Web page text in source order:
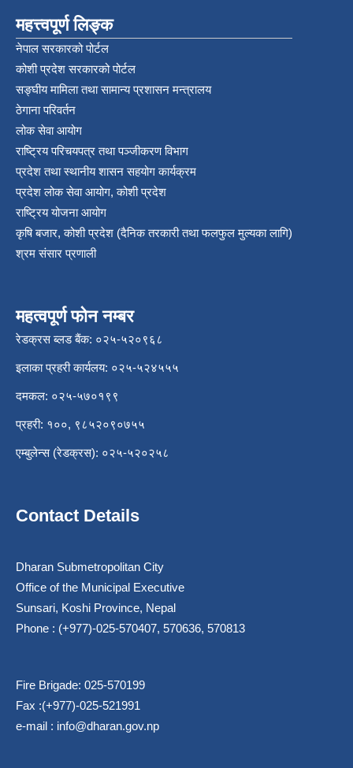
महत्त्वपूर्ण लिङ्क
नेपाल सरकारको पोर्टल
कोशी प्रदेश सरकारको पोर्टल
सङ्‍घीय मामिला तथा सामान्य प्रशासन मन्त्रालय
ठेगाना परिवर्तन
लोक सेवा आयोग
राष्ट्रिय परिचयपत्र तथा पञ्‍जीकरण विभाग
प्रदेश तथा स्थानीय शासन सहयोग कार्यक्रम
प्रदेश लोक सेवा आयोग, कोशी प्रदेश
राष्ट्रिय योजना आयोग
कृषि बजार, कोशी प्रदेश (दैनिक तरकारी तथा फलफुल मुल्यका लागि)
श्रम संसार प्रणाली
महत्वपूर्ण फोन नम्बर
रेडक्रस ब्लड बैंक: ०२५-५२०९६८
इलाका प्रहरी कार्यलय: ०२५-५२४५५५
दमकल: ०२५-५७०१९९
प्रहरी: १००, ९८५२०९०७५५
एम्बुलेन्स (रेडक्रस): ०२५-५२०२५८
Contact Details
Dharan Submetropolitan City
Office of the Municipal Executive
Sunsari, Koshi Province, Nepal
Phone : (+977)-025-570407, 570636, 570813
Fire Brigade: 025-570199
Fax :(+977)-025-521991
e-mail : info@dharan.gov.np